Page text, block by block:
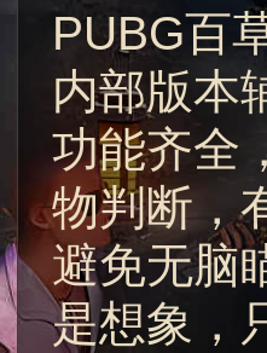
PUBG百
内部版本
功能齐全
物判断，
避免无脑
是想象，